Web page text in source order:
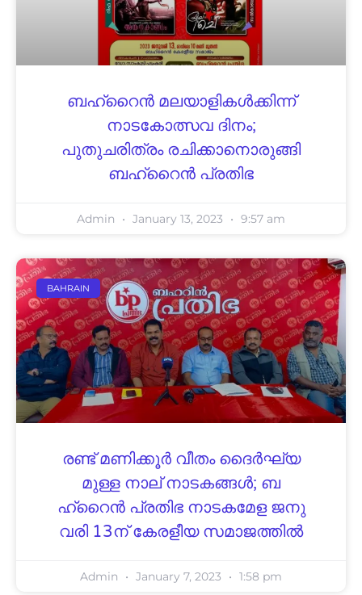
ബഹ്‌റൈൻ മലയാളികൾക്കിന്ന്
നാടകോത്സവ ദിനം;
പുതുചരിത്രം രചിക്കാനൊരുങ്ങി
ബഹ്‌റൈൻ പ്രതിഭ
Admin January 13, 2023 9:57 am
BAHRAIN
ര​ണ്ട് മ​ണി​ക്കൂ​ർ വീ​തം ദൈ​ർ​ഘ്യ​
മു​ള്ള നാ​ല് നാ​ട​ക​ങ്ങ​ൾ; ബ​
ഹ്റൈ​ൻ പ്ര​തി​ഭ​ നാ​ട​ക​മേ​ള ജ​നു​
വ​രി 13ന് കേരളീയ സമാജത്തിൽ
Admin January 7, 2023 1:58 pm